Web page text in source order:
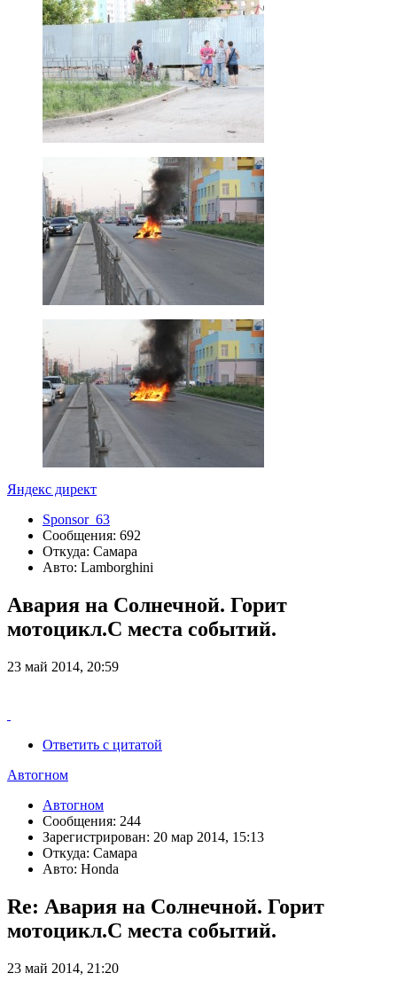
Яндекс директ
Sponsor_63
Сообщения: 692
Откуда: Самара
Авто: Lamborghini
Авария на Солнечной. Горит
мотоцикл.С места событий.
23 май 2014, 20:59
Ответить с цитатой
Автогном
Автогном
Сообщения: 244
Зарегистрирован: 20 мар 2014, 15:13
Откуда: Самара
Авто: Honda
Re: Авария на Солнечной. Горит
мотоцикл.С места событий.
23 май 2014, 21:20